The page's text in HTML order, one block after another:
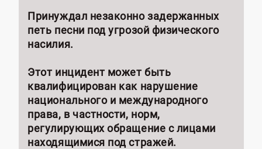
Принуждал незаконно задержанных
петь песни под угрозой физического
насилия.
Этот инцидент может быть
квалифицирован как нарушение
национального и международного
права, в частности, норм,
регулирующих обращение с лицами
находящимися под стражей.